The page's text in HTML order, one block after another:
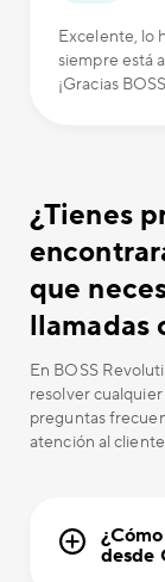
Excelente, lo
siempre está
¡Gracias
¿Tienes
que
llamadas
En BOSS
resolver
preguntas
atención al
desde